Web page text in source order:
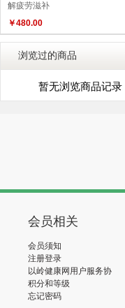
解疲劳滋补
￥480.00
浏览过的商品
暂无浏览商品记录
会员相关
会员须知
注册登录
以岭健康网用户服务协
议
积分和等级
忘记密码